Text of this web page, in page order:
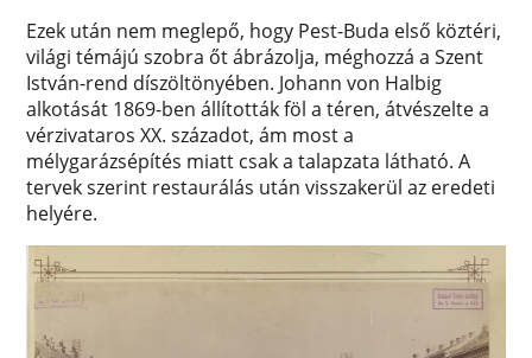
Ezek után nem meglepő, hogy Pest-Buda első köztéri,
világi témájú szobra őt ábrázolja, méghozzá a Szent
István-rend díszöltönyében. Johann von Halbig
alkotását 1869-ben állították föl a téren, átvészelte a
vérzivataros XX. századot, ám most a
mélygarázsépítés miatt csak a talapzata látható. A
tervek szerint restaurálás után visszakerül az eredeti
helyére.